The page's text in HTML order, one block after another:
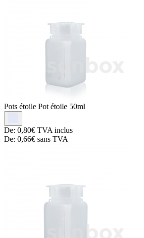
Pots étoile Pot étoile 50ml
De: 0,80€ TVA inclus
De: 0,66€ sans TVA